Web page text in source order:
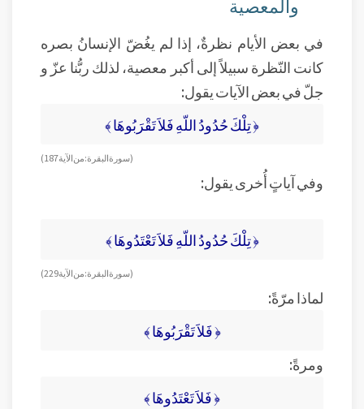
والمعصية
في بعض الأيام نظرةٌ، إذا لم يغُضّ الإنسانُ بصره
كانت النّظرة سبيلاً إلى أكبر معصية، لذلك ربُّنا عزّ و
جلّ في بعض الآيات يقول:
﴿ تِلْكَ حُدُودُ اللّهِ فَلاَ تَقْرَبُوهَا ﴾
( سورة البقرة: من الآية 187)
وفي آياتٍ أُخرى يقول:
﴿ تِلْكَ حُدُودُ اللّهِ فَلاَ تَعْتَدُوهَا ﴾
( سورة البقرة: من الآية 229)
لماذا مرّةً:
﴿ فَلاَ تَقْرَبُوهَا ﴾
ومرةً:
﴿ فَلاَ تَعْتَدُوهَا ﴾